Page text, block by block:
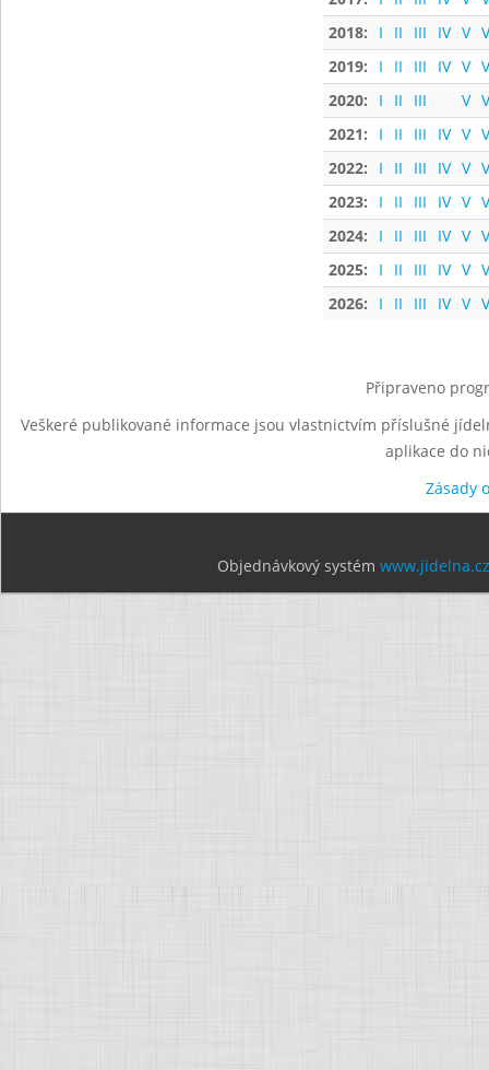
2018:
I II III IV V
2019:
I II III IV V
2020:
I II III V
2021:
I II III IV V
2022:
I II III IV V
2023:
I II III IV V
2024:
I II III IV V
2025:
I II III IV V
2026:
I II III IV V
Připraveno
Veškeré publikované informace jsou vlastnictvím příslušné
aplikace do
Zásady
Objednávkový systém www.jidelna.cz